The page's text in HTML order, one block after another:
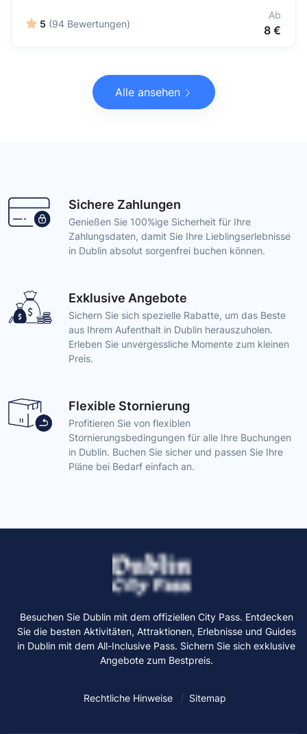
5 (94 Bewertungen)
Ab
8 €
Alle ansehen
Sichere Zahlungen
Genießen Sie 100%ige Sicherheit für Ihre
Zahlungsdaten, damit Sie Ihre Lieblingserlebnisse
in Dublin absolut sorgenfrei buchen können.
Exklusive Angebote
Sichern Sie sich spezielle Rabatte, um das Beste
aus Ihrem Aufenthalt in Dublin herauszuholen.
Erleben Sie unvergessliche Momente zum kleinen
Preis.
Flexible Stornierung
Profitieren Sie von flexiblen
Stornierungsbedingungen für alle Ihre Buchungen
in Dublin. Buchen Sie sicher und passen Sie Ihre
Pläne bei Bedarf einfach an.
Besuchen Sie Dublin mit dem offiziellen City Pass. Entdecken
Sie die besten Aktivitäten, Attraktionen, Erlebnisse und Guides
in Dublin mit dem All-Inclusive Pass. Sichern Sie sich exklusive
Angebote zum Bestpreis.
Rechtliche Hinweise Sitemap